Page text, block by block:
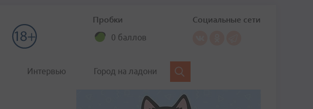
Пробки
0 баллов
Социальные сети
Интервью Город на ладони